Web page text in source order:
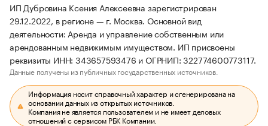
ИП Дубровина Ксения Алексеевна зарегистрирован
29.12.2022, в регионе — г. Москва. Основной вид
деятельности: Аренда и управление собственным или
арендованным недвижимым имуществом. ИП присвоены
реквизиты ИНН: 343657593476 и ОГРНИП: 322774600773117.
Данные получены из публичных государственных источников.
Информация носит справочный характер и сгенерирована на
основании данных из открытых источников.
Компания не является пользователем и не имеет деловых
отношений с сервисом РБК Компании.